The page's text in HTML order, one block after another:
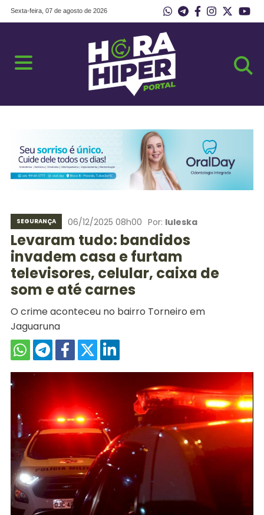
Sexta-feira, 07 de agosto de 2026
SEGURANÇA 06/12/2025 08h00 Por: Iuleska
Levaram tudo: bandidos
invadem casa e furtam
televisores, celular, caixa de
som e até carnes
O crime aconteceu no bairro Torneiro em
Jaguaruna